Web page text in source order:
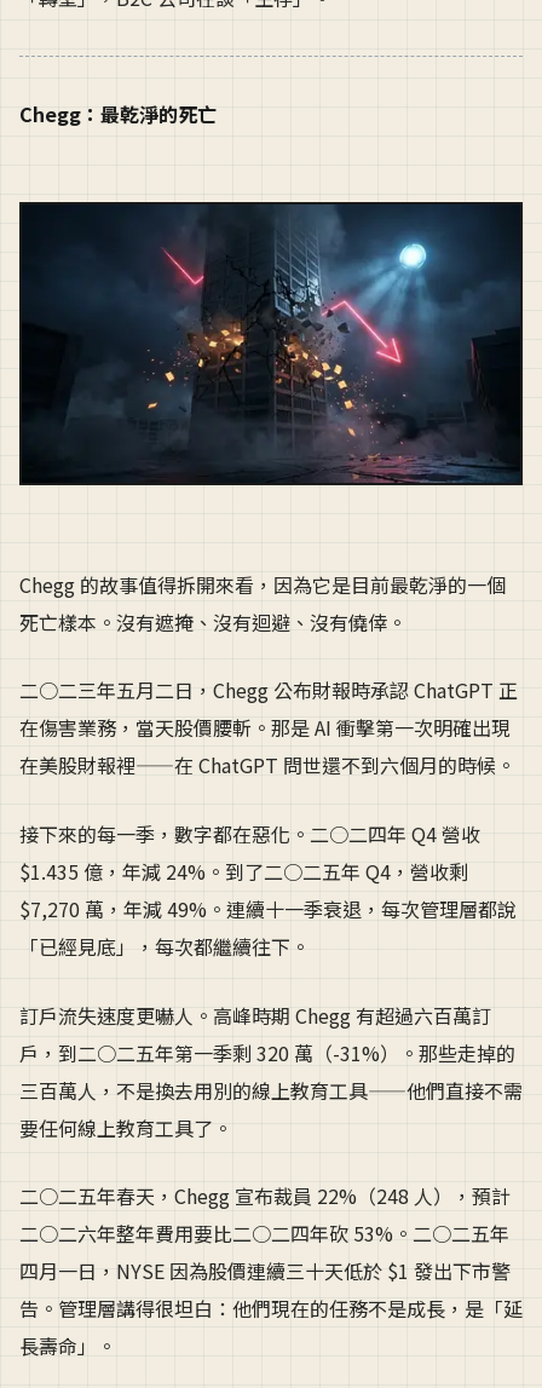
Chegg：最乾淨的死亡
Chegg 的故事值得拆開來看，因為它是目前最乾淨的一個
死亡樣本。沒有遮掩、沒有迴避、沒有僥倖。
二○二三年五月二日，Chegg 公布財報時承認 ChatGPT 正
在傷害業務，當天股價腰斬。那是 AI 衝擊第一次明確出現
在美股財報裡——在 ChatGPT 問世還不到六個月的時候。
接下來的每一季，數字都在惡化。二○二四年 Q4 營收
$1.435 億，年減 24%。到了二○二五年 Q4，營收剩
$7,270 萬，年減 49%。連續十一季衰退，每次管理層都說
「已經見底」，每次都繼續往下。
訂戶流失速度更嚇人。高峰時期 Chegg 有超過六百萬訂
戶，到二○二五年第一季剩 320 萬（-31%）。那些走掉的
三百萬人，不是換去用別的線上教育工具——他們直接不需
要任何線上教育工具了。
二○二五年春天，Chegg 宣布裁員 22%（248 人），預計
二○二六年整年費用要比二○二四年砍 53%。二○二五年
四月一日，NYSE 因為股價連續三十天低於 $1 發出下市警
告。管理層講得很坦白：他們現在的任務不是成長，是「延
長壽命」。